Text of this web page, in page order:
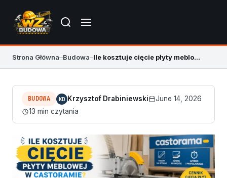
Strona Główna–Budowa– Ile kosztuje cięcie płyty meblowej w Castoramie? Cennik
BUDOWA KD Krzysztof Drabiniewski
June 14, 2026
13 min czytania